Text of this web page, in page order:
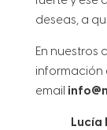
deseas, a
En nuestros
información
email
Lucía